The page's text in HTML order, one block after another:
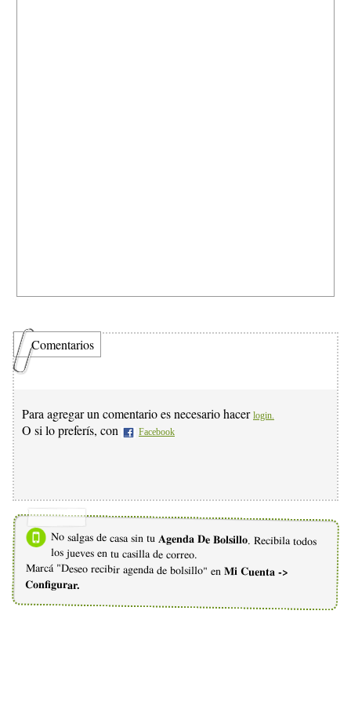
Comentarios
Para agregar un comentario es necesario hacer login.
O si lo preferís, con Facebook
No salgas de casa sin tu Agenda De Bolsillo. Recibila todos
los jueves en tu casilla de correo.
Marcá "Deseo recibir agenda de bolsillo" en Mi Cuenta ->
Configurar.